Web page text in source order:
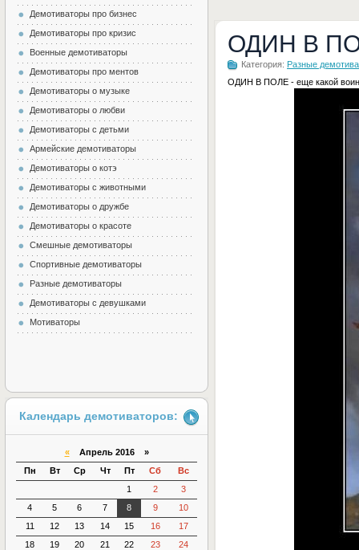
ОДИН В
Категория: Разные
ОДИН В ПОЛЕ - еще какой воин
Демотиваторы про бизнес
Демотиваторы про кризис
Военные демотиваторы
Демотиваторы про ментов
Демотиваторы о музыке
Демотиваторы о любви
Демотиваторы с детьми
Армейские демотиваторы
Демотиваторы о котэ
Демотиваторы с животными
Демотиваторы о дружбе
Демотиваторы о красоте
Смешные демотиваторы
Спортивные демотиваторы
Разные демотиваторы
Демотиваторы с девушками
Мотиваторы
Календарь демотиваторов:
«Апрель 2016 »
Пн
Вт Ср Чт Пт Сб
Вс
1
2
3
4
5 6 7 8 9
10
11
12 13 14 15 16
17
18
19 20 21 22 23
24